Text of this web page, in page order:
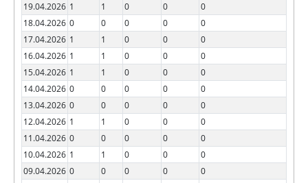
19.04.2026 1 1 0 0
0
18.04.2026 0 0 0 0
0
17.04.2026 1 1 0 0
0
16.04.2026 1 1 0 0
0
15.04.2026 1 1 0 0
0
14.04.2026 0 0 0 0
0
13.04.2026 0 0 0 0
0
12.04.2026 1 1 0 0
0
11.04.2026 0 0 0 0
0
10.04.2026 1 1 0 0
0
09.04.2026 0 0 0 0
0